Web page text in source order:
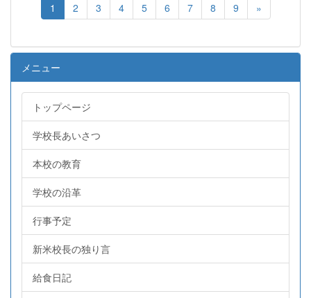
1 2 3 4 5 6 7 8 9 »
メニュー
トップページ
学校長あいさつ
本校の教育
学校の沿革
行事予定
新米校長の独り言
給食日記